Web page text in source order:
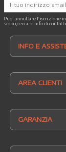
Puoi annullare l'iscrizione
scopo, cerca le info di
INFO E
AREA CLIENTI
GARANZIA